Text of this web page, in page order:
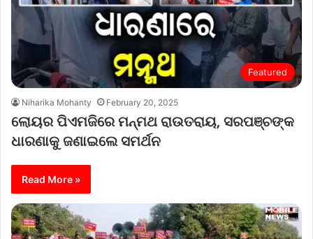
Featured
Niharika Mohanty February 20, 2025
ଲୋୟର ପିଏମଜିରେ ମନ୍ମଥ ରାଉତରାୟ, ସରପଞ୍ଚଙ୍କ
ଧାରଣାକୁ ଜଣାଇଲେ ସମର୍ଥନ
Read More »